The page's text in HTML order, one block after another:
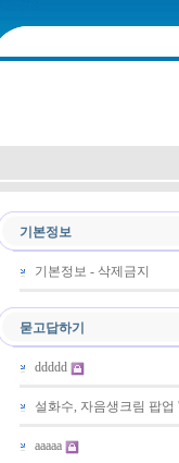
기본정보
기본정보 - 삭제금지
묻고답하기
ddddd
설화수, 자음생크림 팝
aaaaa